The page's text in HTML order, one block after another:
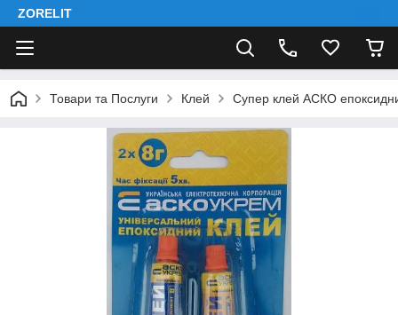
ZORELIT
Товари та Послуги Клей Супер клей АСКО